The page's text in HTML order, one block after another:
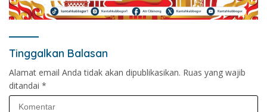
Tinggalkan Balasan
Alamat email Anda tidak akan dipublikasikan. Ruas yang wajib
ditandai *